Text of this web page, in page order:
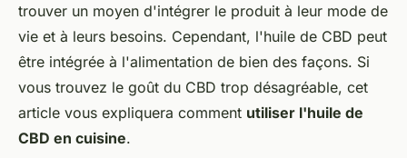
trouver un moyen d'intégrer le produit à leur mode de
vie et à leurs besoins. Cependant, l'huile de CBD peut
être intégrée à l'alimentation de bien des façons. Si
vous trouvez le goût du CBD trop désagréable, cet
article vous expliquera comment utiliser l'huile de
CBD en cuisine.